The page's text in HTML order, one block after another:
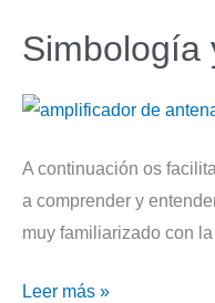
de
Telecomunicaciones
Simbología
A continuación os
a comprender y
muy familiarizado con
Simbología
Leer más »